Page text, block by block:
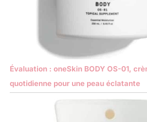
Évaluation : oneSkin BODY OS-01,
quotidienne pour une peau éclatante